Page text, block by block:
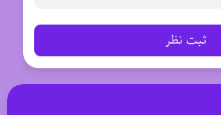
ثبت نظر